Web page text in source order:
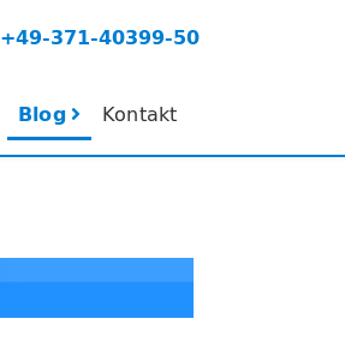
+49-371-40399-50
Blog Kontakt